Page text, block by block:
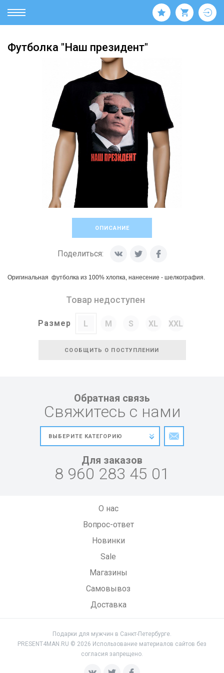
Футболка "Наш президент"
ОПИСАНИЕ
Поделиться:
Оригинальная футболка из 100% хлопка, нанесение - шелкография.
Товар недоступен
Размер L M S XL XXL
СООБЩИТЬ О ПОСТУПЛЕНИИ
Обратная связь
Свяжитесь с нами
Для заказов
8 960 283 45 01
О нас
Вопрос-ответ
Новинки
Sale
Магазины
Самовывоз
Доставка
Подарки для мужчин в Санкт-Петербурге.
PRESENT4MAN.RU © 2026 Использование материалов сайтов без
согласия запрещено.